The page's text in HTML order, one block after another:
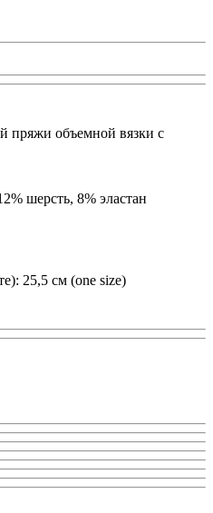
пряжи объемной вязки с
шерсть, 8% эластан
25,5 см (one size)